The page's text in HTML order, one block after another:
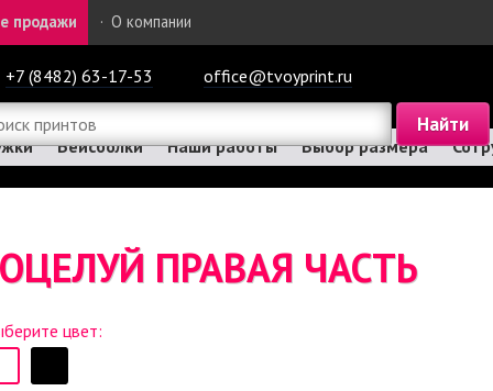
продажи · О компании
+7 (8482) 63-17-53 office@tvoyprint.ru
Бейсболки Наши работы Выбор размера
ПРАВАЯ ЧАСТЬ
цвет: